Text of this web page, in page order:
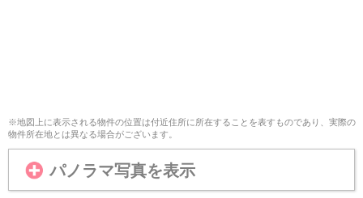
※地図上に表示される物件の位置は付近住所に所在することを表すものであり、実際の
物件所在地とは異なる場合がございます。
パノラマ写真を表示